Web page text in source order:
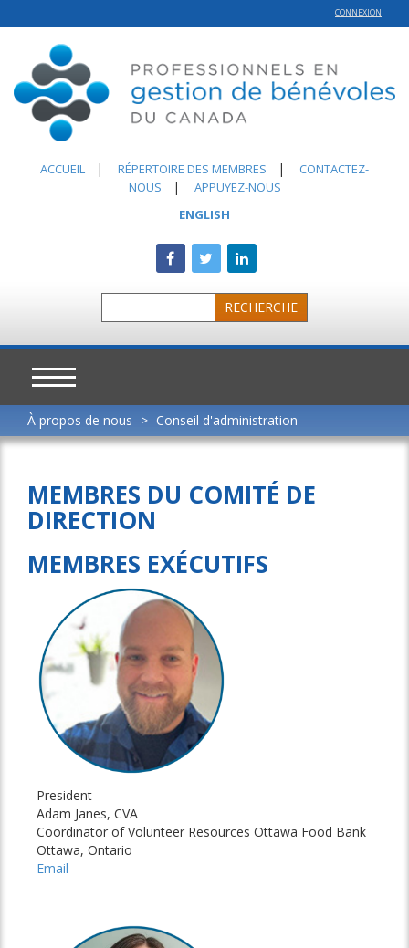
CONNEXION
ACCUEIL | RÉPERTOIRE DES MEMBRES | CONTACTEZ-
NOUS | APPUYEZ-NOUS
ENGLISH
À propos de nous > Conseil d'administration
MEMBRES DU COMITÉ DE
DIRECTION
MEMBRES EXÉCUTIFS
President
Adam Janes, CVA
Coordinator of Volunteer Resources Ottawa Food Bank
Ottawa, Ontario
Email